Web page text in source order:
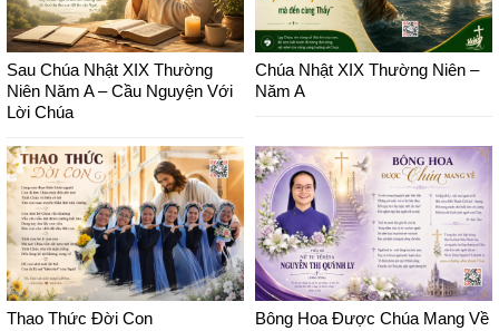
Sau Chúa Nhật XIX Thường
Niên Năm A – Cầu Nguyện Với
Lời Chúa
Chúa Nhật XIX Thường Niên –
Năm A
Thao Thức Đời Con Bông Hoa Được Chúa Mang Về